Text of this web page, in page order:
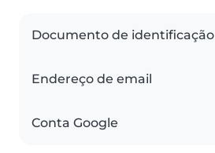
Documento de identificação
Endereço de email
Conta Google